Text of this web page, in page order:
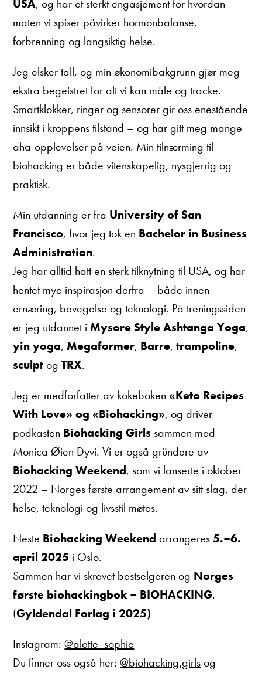
USA, og har et sterkt engasjement for hvordan
maten vi spiser påvirker hormonbalanse,
forbrenning og langsiktig helse.
Jeg elsker tall, og min økonomibakgrunn gjør meg
ekstra begeistret for alt vi kan måle og tracke.
Smartklokker, ringer og sensorer gir oss enestående
innsikt i kroppens tilstand – og har gitt meg mange
aha-opplevelser på veien. Min tilnærming til
biohacking er både vitenskapelig, nysgjerrig og
praktisk.
Min utdanning er fra University of San
Francisco, hvor jeg tok en Bachelor in Business
Administration.
Jeg har alltid hatt en sterk tilknytning til USA, og har
hentet mye inspirasjon derfra – både innen
ernæring, bevegelse og teknologi. På treningssiden
er jeg utdannet i Mysore Style Ashtanga Yoga,
yin yoga, Megaformer, Barre,trampoline,
sculptogTRX.
Jeg er medforfatter av kokeboken «Keto Recipes
With Love» og «Biohacking», og driver
podkasten Biohacking Girls sammen med
Monica Øien Dyvi. Vi er også gründere av
Biohacking Weekend, som vi lanserte i oktober
2022 – Norges første arrangement av sitt slag, der
helse, teknologi og livsstil møtes.
Neste Biohacking Weekend arrangeres 5.–6.
april 2025 i Oslo.
Sammen har vi skrevet bestselgeren og Norges
første biohackingbok – BIOHACKING.
(Gyldendal Forlag i 2025)
Instagram:@alette_sophie
Du finner oss også her:@biohacking.girlsog